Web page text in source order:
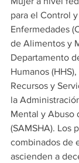
para el Control
Enfermedades
de Alimentos y
Departamento
Humanos
Recursos y
la
Mental y Abuso
(SAMSHA). Los
combinados de
ascienden a